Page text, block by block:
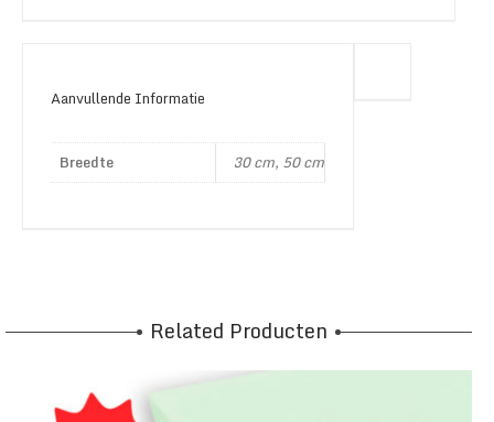
Aanvullende Informatie
Breedte 30 cm, 50 cm
Related Producten